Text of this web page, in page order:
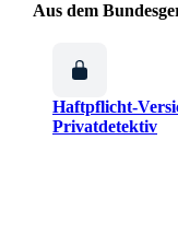
Aus dem
Haftpflicht-
Privatdetektiv